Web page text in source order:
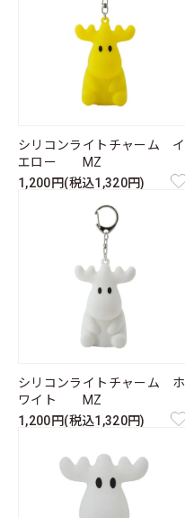
シリコンライトチャーム イ
エロー MZ
1,200円(税込1,320円)
シリコンライトチャーム ホ
ワイト MZ
1,200円(税込1,320円)